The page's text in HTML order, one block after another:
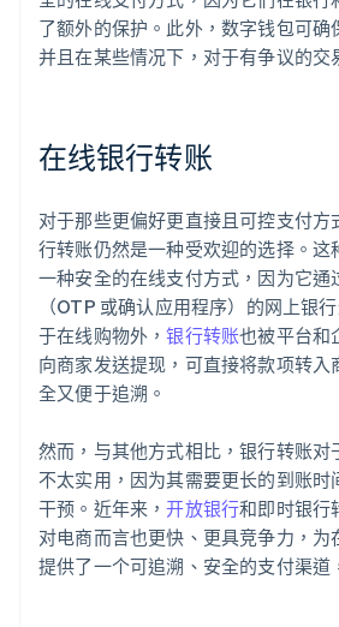
了额外的保护。此外，数字钱包可确
并且在某些情况下，对于有争议的交
在线银行转账
对于那些更偏好更直接且可控支付方
行转账仍然是一种受欢迎的选择。这
一种安全的在线支付方式，因为它通
（OTP 或确认应用程序）的网上银
于在线购物外，银行转账也被平台和
向商家发送提现，可直接将款项转入
全又便于追溯。
然而，与其他方式相比，银行转账对
不太实用，因为其需要更长的到账时
干预。近年来，开放银行和即时银行
对电商而言也更快、更具竞争力，为
提供了一个可追溯、安全的支付渠道